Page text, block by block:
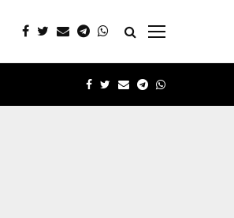
FACEBOOK
TWITTER
EMAILTELEGRAM
WHATSAPP